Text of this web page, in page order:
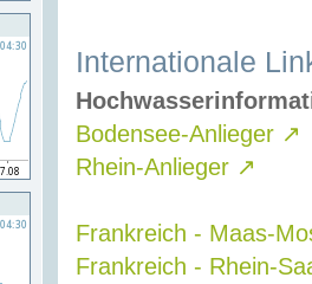
Internationale
Bodensee-Anlieger ↗
Rhein-Anlieger ↗
Frankreich - Maas-
Frankreich - Rhein-